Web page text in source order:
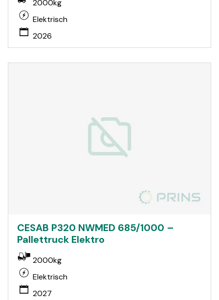
2000kg
Elektrisch
2026
CESAB P320 NWMED 685/1000 –
Pallettruck Elektro
2000kg
Elektrisch
2027